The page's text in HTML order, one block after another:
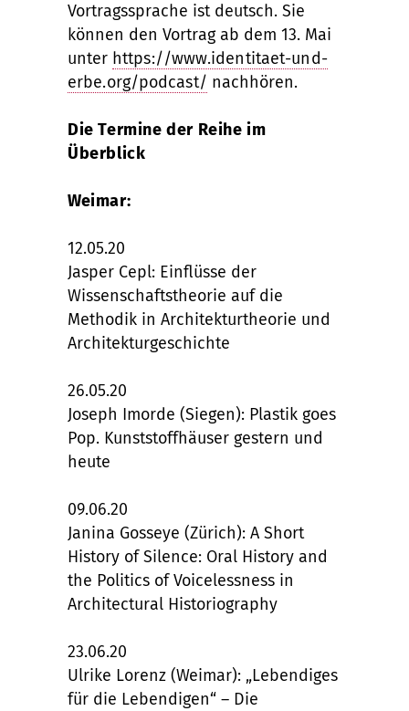
Vortragssprache ist deutsch. Sie
können den Vortrag ab dem 13. Mai
unter https://www.identitaet-und-
erbe.org/podcast/ nachhören.
Die Termine der Reihe im
Überblick
Weimar:
12.05.20
Jasper Cepl: Einflüsse der
Wissenschaftstheorie auf die
Methodik in Architekturtheorie und
Architekturgeschichte
26.05.20
Joseph Imorde (Siegen): Plastik goes
Pop. Kunststoffhäuser gestern und
heute
09.06.20
Janina Gosseye (Zürich): A Short
History of Silence: Oral History and
the Politics of Voicelessness in
Architectural Historiography
23.06.20
Ulrike Lorenz (Weimar): „Lebendiges
für die Lebendigen“ – Die